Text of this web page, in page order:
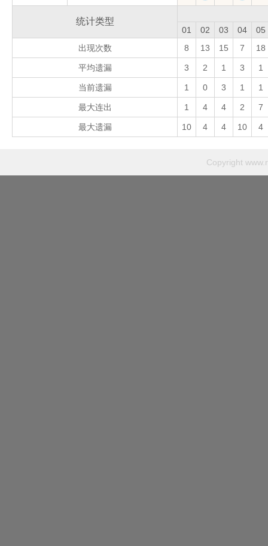
统计类型
01 02 03 04
05
出现次数
8 13 15 7 18
平均遗漏 3 2 1 3 1
当前遗漏 1 0 3 1 1
最大连出 1 4 4 2 7
最大遗漏 10 4 4 10 4
Copyright